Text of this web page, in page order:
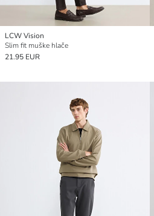
LCW Vision
Slim fit muške hlače
21.95 EUR